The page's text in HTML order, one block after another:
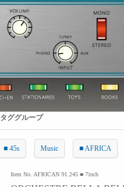
タググループ
■ 45s Music ■ AFRICA
Item No. AFRICAN 91.245 ■ 7inch